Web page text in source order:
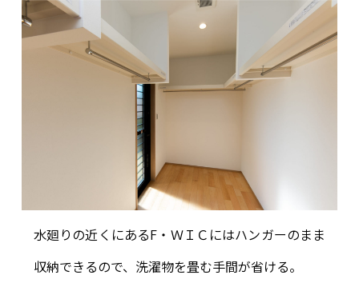
水廻りの近くにあるF・ＷＩＣにはハンガーのまま
収納できるので、洗濯物を畳む手間が省ける。